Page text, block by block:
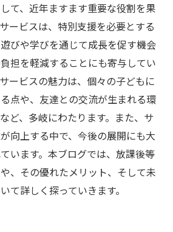
て、近年ますます重要な役割を果
ービスは、特別支援を必要とする
びや学びを通じて成長を促す機会
担を軽減することにも寄与してい
ービスの魅力は、個々の子どもに
点や、友達との交流が生まれる環
ど、多岐にわたります。また、サ
向上する中で、今後の展開にも大
います。本ブログでは、放課後等
、その優れたメリット、そして未
て詳しく探っていきます。